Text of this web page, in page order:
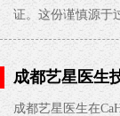
证。这份谨慎源于
成都艺星医生
成都艺星医生在